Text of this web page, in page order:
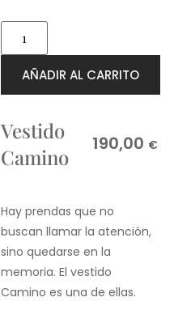
AÑADIR AL CARRITO
Vestido
Camino
190,00 €
Hay prendas que no
buscan llamar la atención,
sino quedarse en la
memoria. El vestido
Camino es una de ellas.